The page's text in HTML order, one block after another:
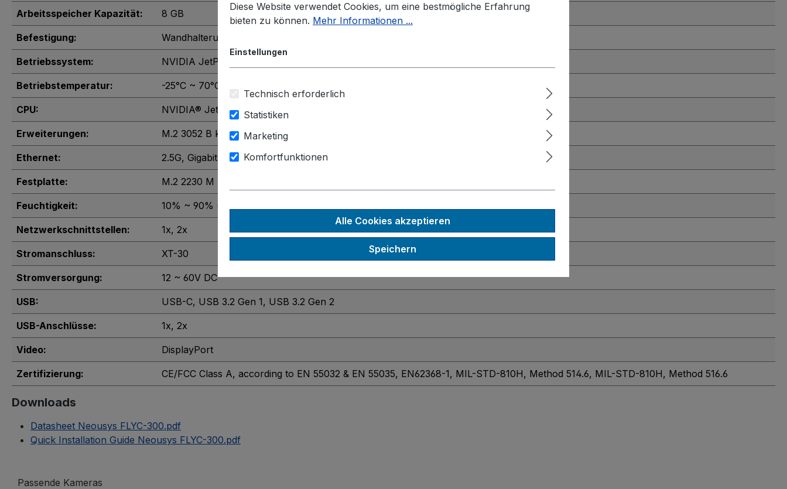
Arbeitsspeicher Kapazität: 8 GB
Befestigung: Wandhalterung
Betriebssystem: NVIDIA JetPack
Betriebstemperatur: -25°C ~ 70°C
CPU: NVIDIA® Jetson Orin™ NX
Erweiterungen: M.2 3052 B key, SIM Socket
Ethernet: 2.5G, Gigabit
Festplatte: M.2 2230 M Key
Feuchtigkeit: 10% ~ 90% (nicht kondensierend)
Netzwerkschnittstellen: 1x, 2x
Stromanschluss: XT-30
Stromversorgung: 12 ~ 60V DC
USB: USB-C, USB 3.2 Gen 1, USB 3.2 Gen 2
USB-Anschlüsse: 1x, 2x
Video: DisplayPort
Zertifizierung: CE/FCC Class A, according to EN 55032 & EN 55035, EN62368-1, MIL-STD-810H, Method 514.6, MIL-STD-810H, Method 516.6
Downloads
Datasheet Neousys FLYC-300.pdf
Quick Installation Guide Neousys FLYC-300.pdf
Passende Kameras
Diese Website verwendet Cookies, um eine bestmögliche Erfahrung
bieten zu können. Mehr Informationen ...
Einstellungen
Technisch erforderlich
Statistiken
Marketing
Komfortfunktionen
Alle Cookies akzeptieren
Speichern